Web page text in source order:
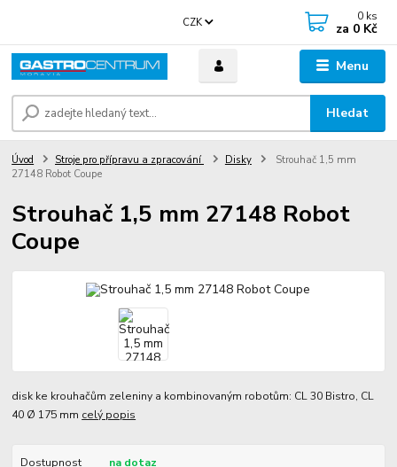
Menu
CZK
Hledat
0 ks
za 0 Kč
Úvod Stroje pro přípravu a zpracování Disky
Strouhač 1,5 mm
27148 Robot Coupe
Strouhač 1,5 mm 27148 Robot
Coupe
disk ke krouhačům zeleniny a kombinovaným robotům: CL 30 Bistro, CL
40 Ø 175 mm celý popis
Dostupnost na dotaz